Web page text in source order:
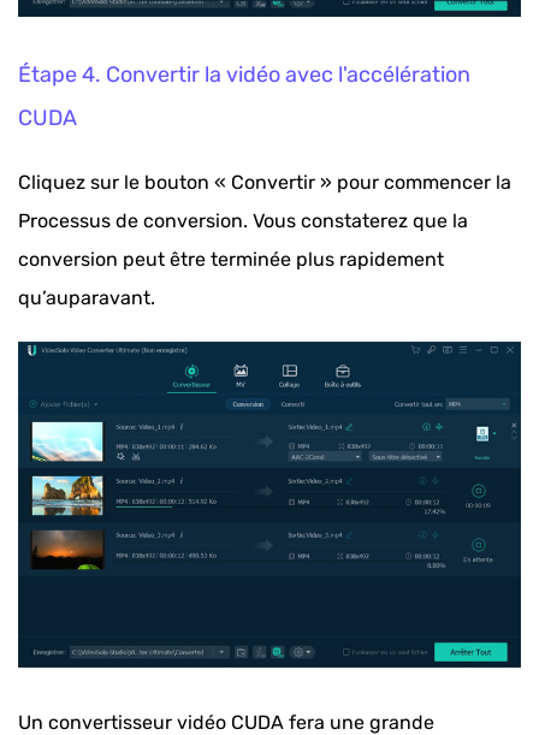
Étape 4. Convertir la vidéo avec l'accélération
CUDA
Cliquez sur le bouton « Convertir » pour commencer la
Processus de conversion. Vous constaterez que la
conversion peut être terminée plus rapidement
qu’auparavant.
Un convertisseur vidéo CUDA fera une grande